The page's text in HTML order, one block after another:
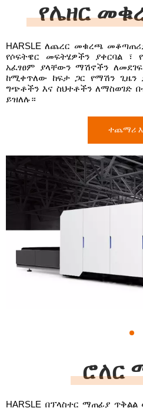
የሌዘር
HARSLE ለጨረር መቁረጫ
የሶፍትዌር መፍትሄዎችን ያቀርባል
አፈፃፀም ያላቸውን ማሽኖችን
ከሚቀጥለው ከፍታ ጋር የማሽን ጊዜን
ግጭቶችን እና ስህተቶችን ለማስወገድ
ይዝለሉ።
ተጨማሪ
ሮለር
HARSLE በፕላስተር ማጠፊያ